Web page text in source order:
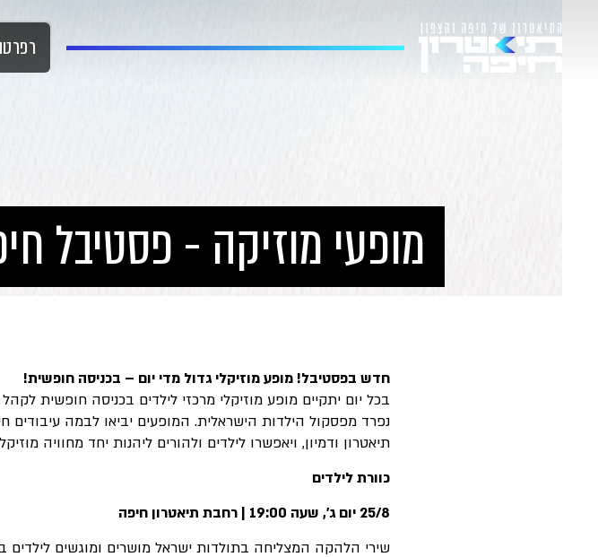
מופעי מוזיקה - פסטיבל
חדש בפסטיבל! מופע מוזיקלי גדול מדי יום – בכניסה חופשית!
בכל יום יתקיים מופע מוזיקלי מרכזי לילדים בכניסה חופשית
נפרד מפסקול הילדות הישראלית. המופעים יביאו לבמה עיבודים
תיאטרון ודמיון, ויאפשרו לילדים ולהורים ליהנות יחד מחוויה
כוורת לילדים
25/8 יום ג', שעה 19:00 | רחבת תיאטרון חיפה
שירי הלהקה המצליחה בתולדות ישראל מושרים ומוגשים לילדים